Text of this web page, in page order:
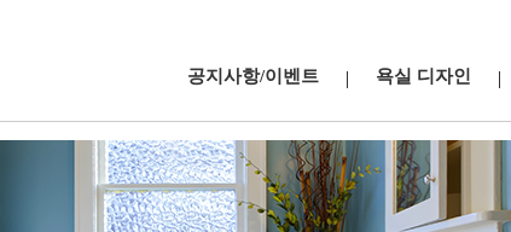
공지사항/이벤트 욕실 디자인